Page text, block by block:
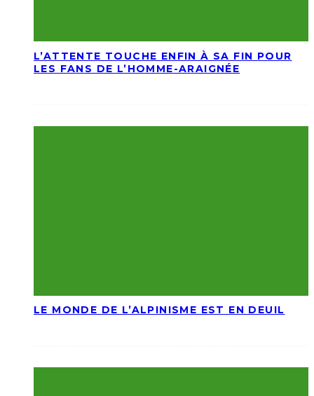
L’ATTENTE TOUCHE ENFIN À SA FIN POUR
LES FANS DE L’HOMME-ARAIGNÉE
LE MONDE DE L’ALPINISME EST EN DEUIL